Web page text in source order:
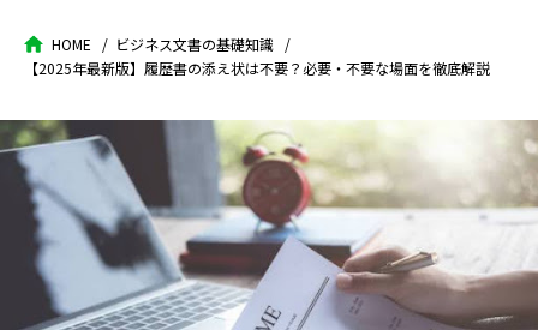
HOME
ビジネス文書の基礎知識
【2025年最新版】履歴書の添え状は不要？必要・不要な場面を徹底解説